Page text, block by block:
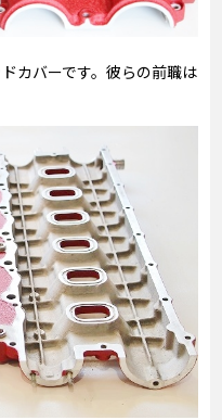
カバーです。彼らの前職は